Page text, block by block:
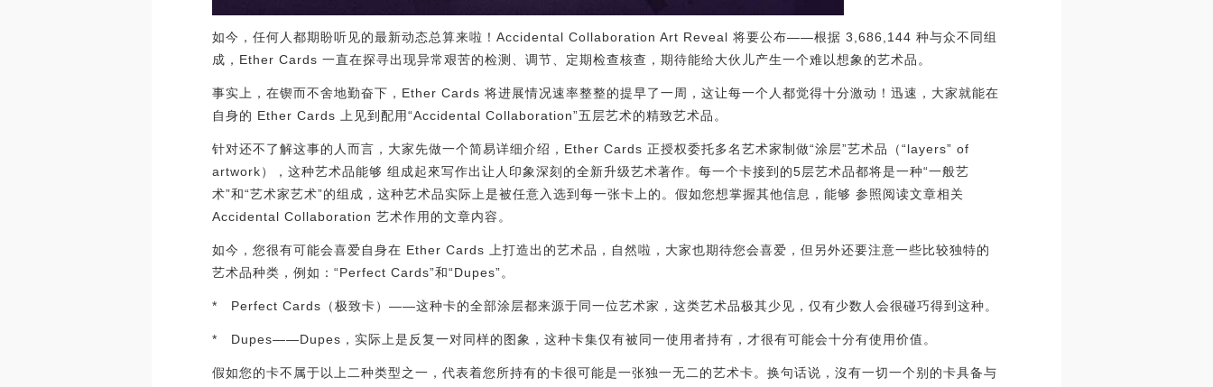
如今，任何人都期盼听见的最新动态总算来啦！Accidental Collaboration Art Reveal 将要公布——根据 3,686,144 种与众不同组
成，Ether Cards 一直在探寻出现异常艰苦的检测、调节、定期检查核查，期待能给大伙儿产生一个难以想象的艺术品。
事实上，在锲而不舍地勤奋下，Ether Cards 将进展情况速率整整的提早了一周，这让每一个人都觉得十分激动！迅速，大家就能在
自身的 Ether Cards 上见到配用“Accidental Collaboration”五层艺术的精致艺术品。
针对还不了解这事的人而言，大家先做一个简易详细介绍，Ether Cards 正授权委托多名艺术家制做“涂层”艺术品（“layers” of
artwork），这种艺术品能够 组成起來写作出让人印象深刻的全新升级艺术著作。每一个卡接到的5层艺术品都将是一种“一般艺
术”和“艺术家艺术”的组成，这种艺术品实际上是被任意入选到每一张卡上的。假如您想掌握其他信息，能够 参照阅读文章相关
Accidental Collaboration 艺术作用的文章内容。
如今，您很有可能会喜爱自身在 Ether Cards 上打造出的艺术品，自然啦，大家也期待您会喜爱，但另外还要注意一些比较独特的
艺术品种类，例如：“Perfect Cards”和“Dupes”。
* Perfect Cards（极致卡）——这种卡的全部涂层都来源于同一位艺术家，这类艺术品极其少见，仅有少数人会很碰巧得到这种。
* Dupes——Dupes，实际上是反复一对同样的图象，这种卡集仅有被同一使用者持有，才很有可能会十分有使用价值。
假如您的卡不属于以上二种类型之一，代表着您所持有的卡很可能是一张独一无二的艺术卡。换句话说，沒有一切一个别的卡具备与